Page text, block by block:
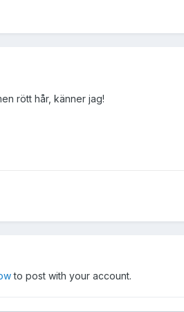
rött hår, känner jag!
to post with your account.